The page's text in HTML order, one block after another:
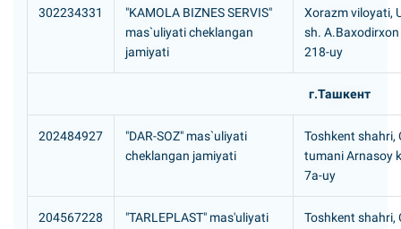
302234331
"KAMOLA BIZNES SERVIS"
mas`uliyati cheklangan
jamiyati
Xorazm viloyati,
sh. A.Baxodirxon
218-uy
г.Ташкент
202484927
"DAR-SOZ" mas`uliyati
cheklangan jamiyati
Toshkent shahri,
tumani Аrnasoy
7а-uy
204567228
"TARLEPLAST" mas'uliyati
Toshkent shahri,